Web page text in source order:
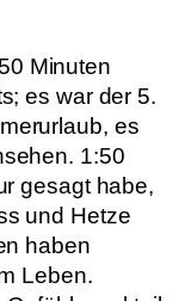
Minuten
es war der 5.
es
1:50
gesagt habe,
und Hetze
haben
Leben.